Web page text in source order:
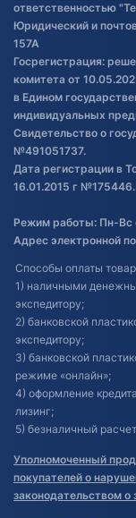
Обработка файлов
Постановка
Обновления в
ответственностью
Юридический и
157А
Госрегистрация:
комитета от
в Едином
индивидуальных
Свидетельство о
№491051737.
Дата регистрации в
16.01.2015 г №175446.
Режим работы: Пн-Вс
Адрес электронной
Способы оплаты
1) наличными
экспедитору;
2) банковской
экспедитору;
3) банковской
режиме «онлайн»;
4) оформление
лизинг;
5) безналичный
Уполномоченный
покупателей о
законодательством о